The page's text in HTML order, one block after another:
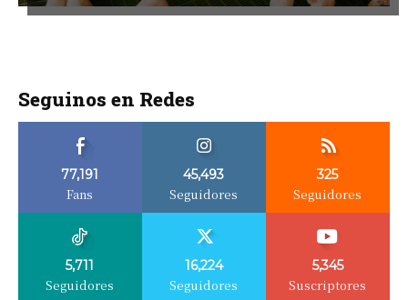
Seguinos en Redes
77,191
Fans
45,493
Seguidores
325
Seguidores
5,711
Seguidores
16,224
Seguidores
5,345
Suscriptores